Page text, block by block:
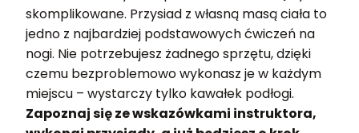
skomplikowane. Przysiad z własną masą ciała to
jedno z najbardziej podstawowych ćwiczeń na
nogi. Nie potrzebujesz żadnego sprzętu, dzięki
czemu bezproblemowo wykonasz je w każdym
miejscu – wystarczy tylko kawałek podłogi.
Zapoznaj się ze wskazówkami instruktora,